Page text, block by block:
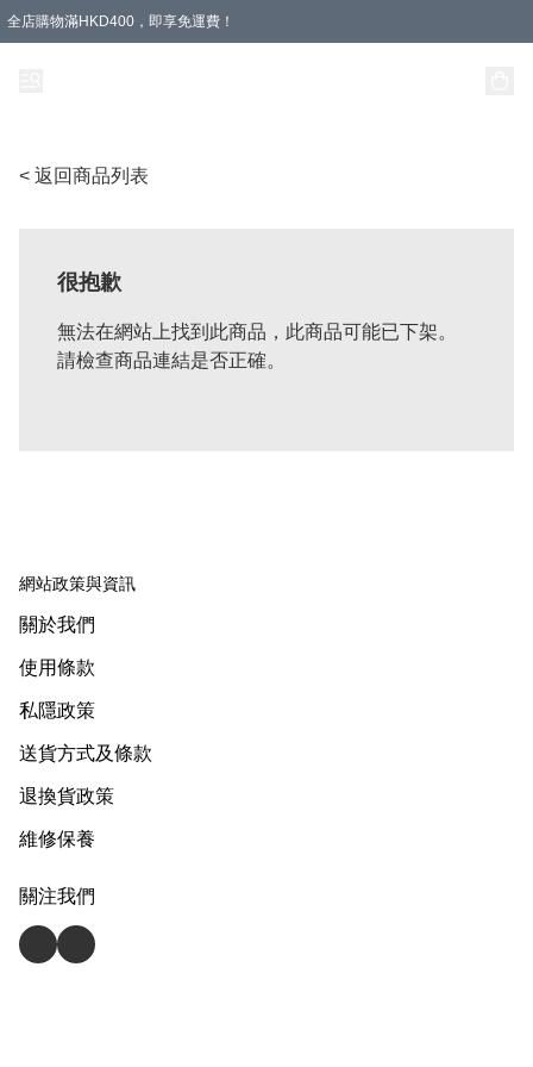
全店購物滿HKD400，即享免運費！
< 返回商品列表
很抱歉
無法在網站上找到此商品，此商品可能已下架。
請檢查商品連結是否正確。
網站政策與資訊
關於我們
使用條款
私隱政策
送貨方式及條款
退換貨政策
維修保養
關注我們